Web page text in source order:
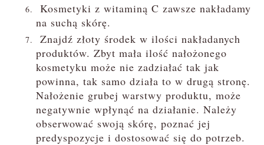
Kosmetyki z witaminą C zawsze nakładamy
na suchą skórę.
Znajdź złoty środek w ilości nakładanych
produktów. Zbyt mała ilość nałożonego
kosmetyku może nie zadziałać tak jak
powinna, tak samo działa to w drugą stronę.
Nałożenie grubej warstwy produktu, może
negatywnie wpłynąć na działanie. Należy
obserwować swoją skórę, poznać jej
predyspozycje i dostosować się do potrzeb.